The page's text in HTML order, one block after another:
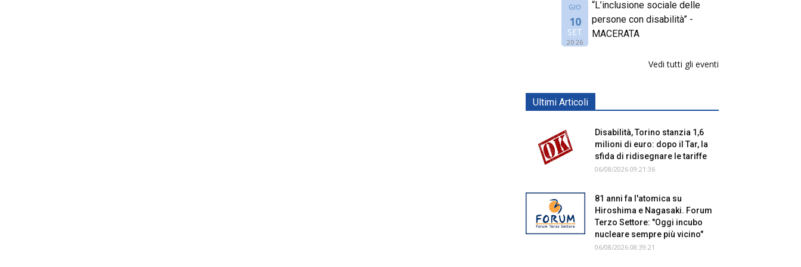
GIO
10
SET
2026
“L’inclusione sociale delle
persone con disabilità” -
MACERATA
Vedi tutti gli eventi
Ultimi Articoli
Disabilità, Torino stanzia 1,6
milioni di euro: dopo il Tar, la
sfida di ridisegnare le tariffe
06/08/2026 09:21:36
81 anni fa l'atomica su
Hiroshima e Nagasaki. Forum
Terzo Settore: "Oggi incubo
nucleare sempre più vicino"
06/08/2026 08:39:21